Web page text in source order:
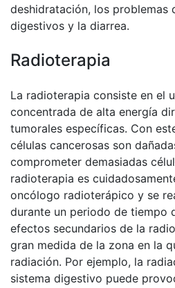
deshidratación, los problemas
digestivos y la diarrea.
Radioterapia
La radioterapia consiste en el
concentrada de alta energía
tumorales específicas. Con
células cancerosas son
comprometer demasiadas
radioterapia es
oncólogo radioterápico y se
durante un periodo de tiempo
efectos secundarios de la
gran medida de la zona en la
radiación. Por ejemplo, la
sistema digestivo puede